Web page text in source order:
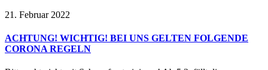
21. Februar 2022
ACHTUNG! WICHTIG! BEI UNS GELTEN FOLGENDE
CORONA REGELN